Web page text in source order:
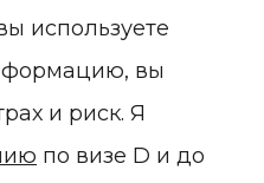
используете
вы
и риск. Я
по визе D и до